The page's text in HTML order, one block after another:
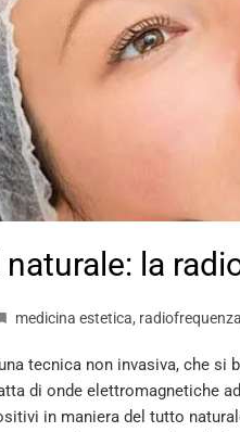
la
medicina estetica, radiofrequenza
tecnica non invasiva, che
di onde elettromagnetiche
in maniera del tutto